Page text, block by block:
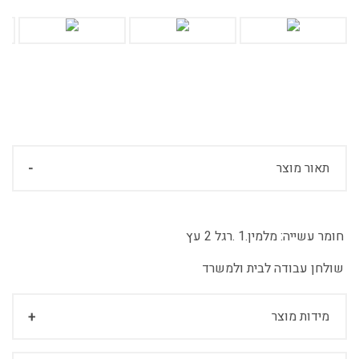
תאור מוצר
חומר עשייה:מלמין.1 .רגל 2 עץ
שולחן עבודה לבית ולמשרד
מידות מוצר